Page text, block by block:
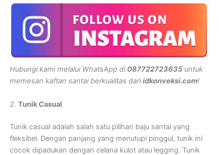
Hubungi kami melalui WhatsApp di 087722723635 untuk
memesan kaftan santai berkualitas dariidkonveksi.com!
2. Tunik Casual
Tunik casual adalah salah satu pilihan baju santai yang
fleksibel. Dengan panjang yang menutupi pinggul, tunik ini
cocok dipadukan dengan celana kulot atau legging. Tunik